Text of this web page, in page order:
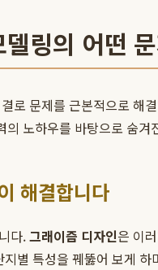
링의 어떤
로 문제를 근본적으로
노하우를 바탕으로 숨
해결합니다
다.그래이즘 디자인은 이
별 특성을 꿰뚫어 보게